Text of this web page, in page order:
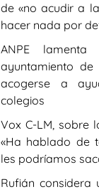
de «no acudir a
hacer nada por
ANPE
ayuntamiento
acogerse a
colegios
Vox C-LM, sobre
«Ha hablado de
les podríamos
Rufián considera